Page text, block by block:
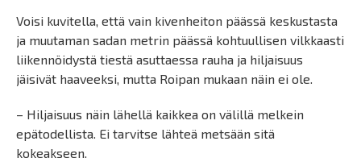
Voisi kuvitella, että vain kivenheiton päässä keskustasta
ja muutaman sadan metrin päässä kohtuullisen vilkkaasti
liikennöidystä tiestä asuttaessa rauha ja hiljaisuus
jäisivät haaveeksi, mutta Roipan mukaan näin ei ole.
– Hiljaisuus näin lähellä kaikkea on välillä melkein
epätodellista. Ei tarvitse lähteä metsään sitä
kokeakseen.